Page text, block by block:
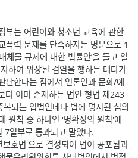
부는 어린이와 청소년 교육에 관한
폭력 문제를 단속하자는 명분으로 1
물 규제에 대한 법률안’을 들고 일
하여 위장된 검열을 행하는 데다가
단한다는 점에서 언론인과 문화/예
다 이미 존재하는 법인 형법 제243
되는 입법인데다 법에 명시된 심의
원칙 중 하나인 '명확성의 원칙'에
7일부로 통과되고 말았다.
호법'으로 결정되어 법이 공포됨과